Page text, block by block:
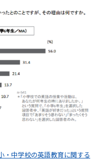
・中学校の英語教育に関する